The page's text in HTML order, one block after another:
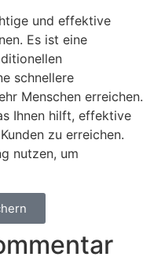
und effektive
Es ist eine
schnellere
Menschen erreichen.
Ihnen hilft, effektive
zu erreichen.
nutzen, um